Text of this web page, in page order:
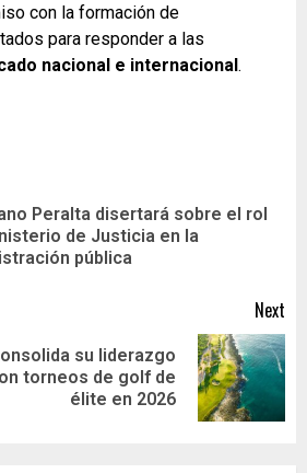
con la formación de
para responder a las
nacional e internacional.
Peralta disertará sobre el rol
de Justicia en la
pública
Next
su liderazgo
torneos de golf de
élite en 2026